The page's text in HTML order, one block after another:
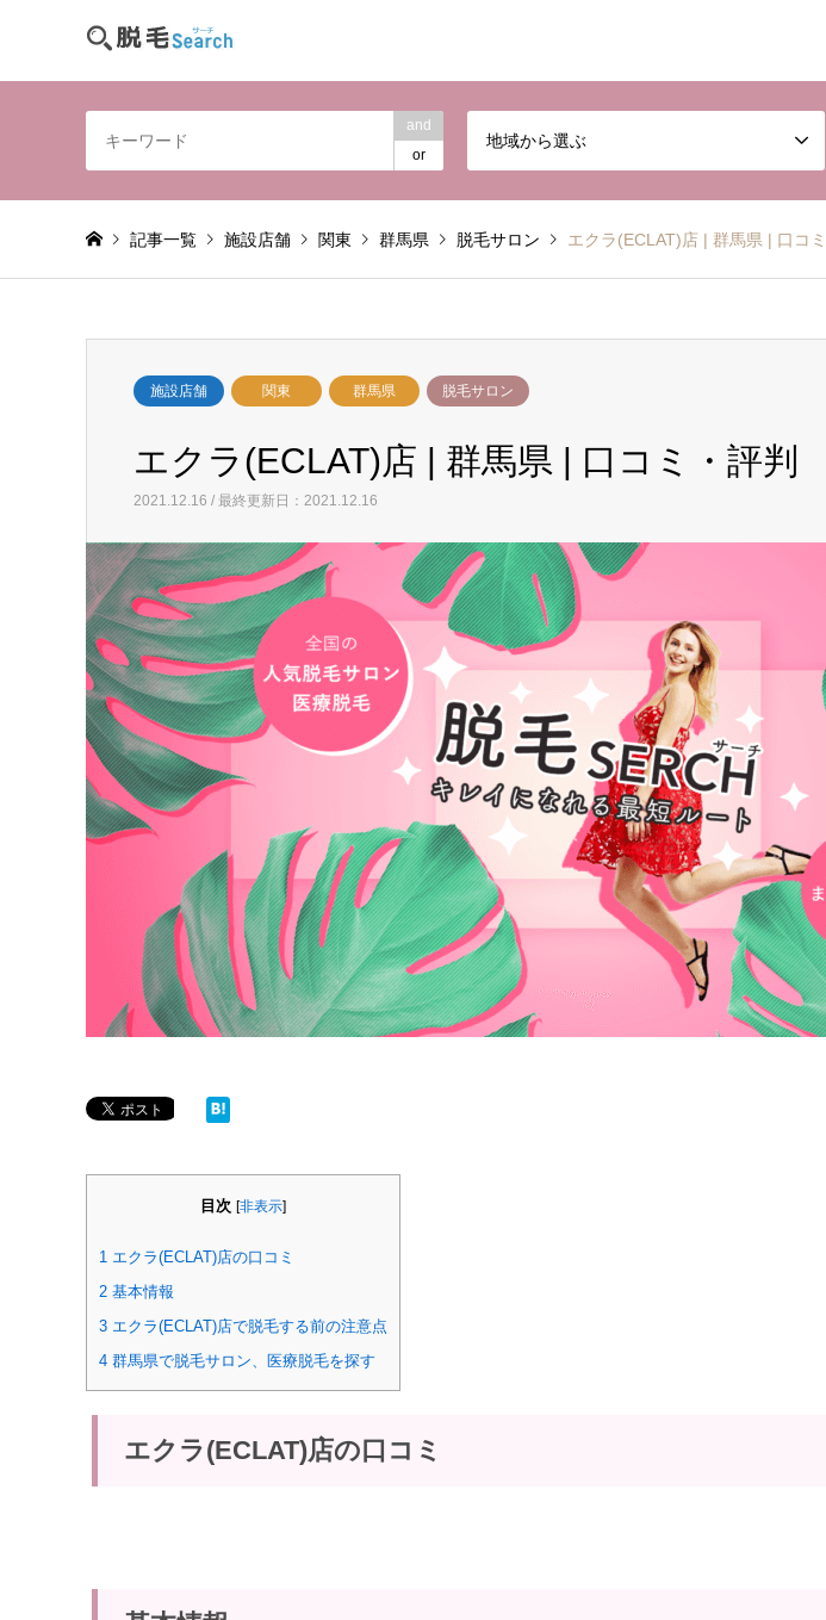
and
or
地域から選ぶ
記事一覧 施設店舗 関東 群馬県 脱毛サロン エクラ(ECLAT)店 | 群馬県 | 口コ
施設店舗 関東 群馬県 脱毛サロン
エクラ(ECLAT)店 | 群馬県 | 口コミ・評判
2021.12.16 / 最終更新日：2021.12.16
目次 [非表示]
1 エクラ(ECLAT)店の口コミ
2 基本情報
3 エクラ(ECLAT)店で脱毛する前の注意点
4 群馬県で脱毛サロン、医療脱毛を探す
エクラ(ECLAT)店の口コミ